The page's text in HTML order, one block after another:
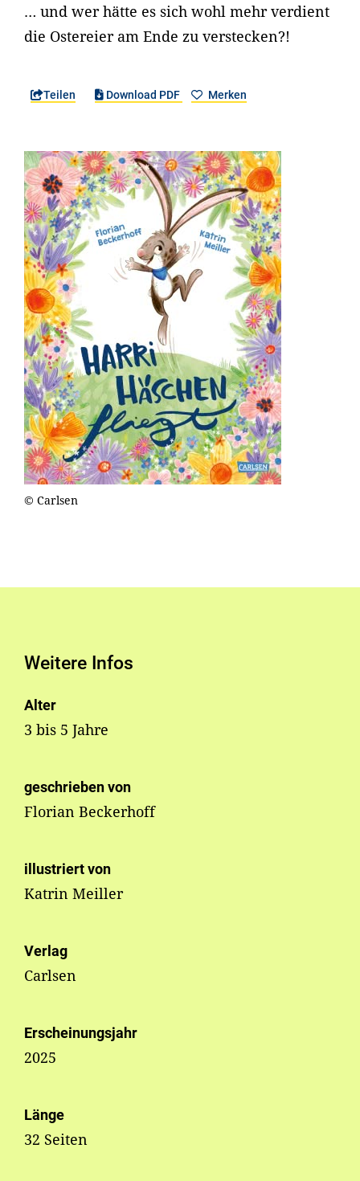
… und wer hätte es sich wohl mehr verdient
die Ostereier am Ende zu verstecken?!
Teilen Download PDF Merken
© Carlsen
Weitere Infos
Alter
3 bis 5 Jahre
geschrieben von
Florian Beckerhoff
illustriert von
Katrin Meiller
Verlag
Carlsen
Erscheinungsjahr
2025
Länge
32 Seiten